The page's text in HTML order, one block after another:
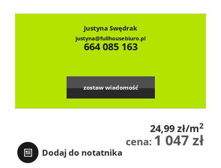
Justyna Swędrak
justyna@fullhousebiuro.pl
664 085 163
zostaw wiadomość
24,99 zł/m2
cena: 1 047 zł
Dodaj do notatnika